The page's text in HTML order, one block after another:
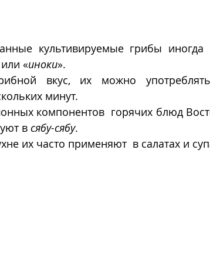
культивируемые грибы иногда
«иноки».
вкус, их можно
минут.
компонентов  горячих блюд
в сябу-сябу.
их часто применяют  в салатах и